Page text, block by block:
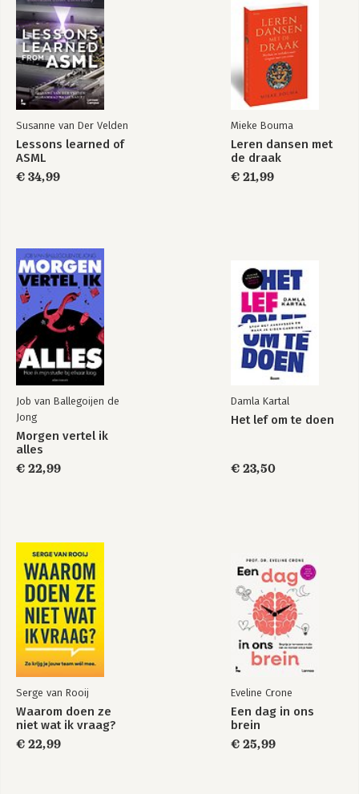
De Corporate Tribe
Building Tribes -
Reisgids voor
organisaties
Bekijk alle boeken
Susanne van Der Velden
Lessons learned of
ASML
€ 34,99
Mieke Bouma
Leren dansen met
de draak
€ 21,99
Job van Ballegoijen de
Jong
Morgen vertel ik
alles
€ 22,99
Damla Kartal
Het lef om te doen
€ 23,50
Serge van Rooij
Waarom doen ze
niet wat ik vraag?
€ 22,99
Eveline Crone
Een dag in ons
brein
€ 25,99